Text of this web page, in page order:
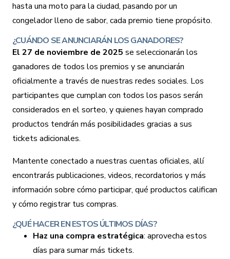
hasta una moto para la ciudad, pasando por un
congelador lleno de sabor, cada premio tiene propósito.
¿CUÁNDO SE ANUNCIARÁN LOS GANADORES?
El 27 de noviembre de 2025 se seleccionarán los
ganadores de todos los premios y se anunciarán
oficialmente a través de nuestras redes sociales. Los
participantes que cumplan con todos los pasos serán
considerados en el sorteo, y quienes hayan comprado
productos tendrán más posibilidades gracias a sus
tickets adicionales.
Mantente conectado a nuestras cuentas oficiales, allí
encontrarás publicaciones, videos, recordatorios y más
información sobre cómo participar, qué productos califican
y cómo registrar tus compras.
¿QUÉ HACER EN ESTOS ÚLTIMOS DÍAS?
Haz una compra estratégica: aprovecha estos
días para sumar más tickets.